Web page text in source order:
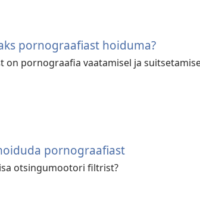
pornograafiast hoiduma?
on pornograafia vaatamisel ja
pornograafiast
otsingumootori filtrist?